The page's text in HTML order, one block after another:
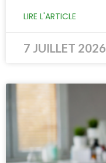
LIRE L'ARTICLE
7 JUILLET 2026